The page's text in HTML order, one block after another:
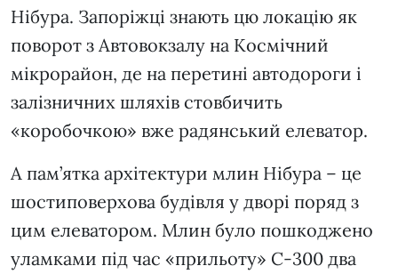
Нібура. Запоріжці знають цю локацію як
поворот з Автовокзалу на Космічний
мікрорайон, де на перетині автодороги і
залізничних шляхів стовбичить
«коробочкою» вже радянський елеватор.
А пам’ятка архітектури млин Нібура – це
шостиповерхова будівля у дворі поряд з
цим елеватором. Млин було пошкоджено
уламками під час «прильоту» С-300 два